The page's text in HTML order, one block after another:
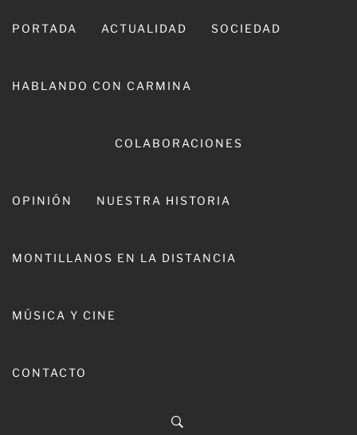
PORTADA ACTUALIDAD SOCIEDAD
HABLANDO CON CARMINA
COLABORACIONES
OPINIÓN NUESTRA HISTORIA
MONTILLANOS EN LA DISTANCIA
MÚSICA Y CINE
CONTACTO
CARMINA LEIVA
Entrevista / La Asociación ‘El